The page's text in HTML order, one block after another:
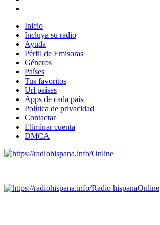
Inicio
Incluya su radio
Ayuda
Pérfil de Emisoras
Géneros
Países
Tus favoritos
Url países
Apps de cada país
Política de privacidad
Contactar
Eliminar cuenta
DMCA
Online
Radio hispanaOnline